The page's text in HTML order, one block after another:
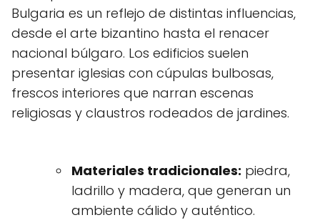
Bulgaria es un reflejo de distintas influencias,
desde el arte bizantino hasta el renacer
nacional búlgaro. Los edificios suelen
presentar iglesias con cúpulas bulbosas,
frescos interiores que narran escenas
religiosas y claustros rodeados de jardines.
Materiales tradicionales: piedra,
ladrillo y madera, que generan un
ambiente cálido y auténtico.